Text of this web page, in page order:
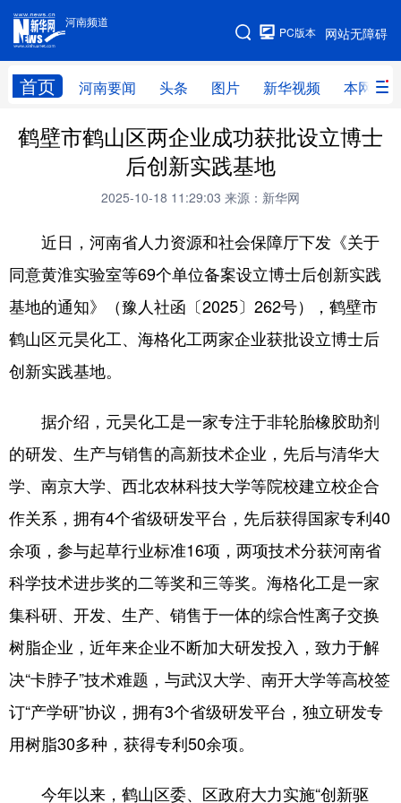
河南频道
网站无障碍
PC版本
首页 河南要闻 头条 图片 新华视频 本网原创
河南频道
网站地图
频道首页 河南要闻 头条
本网原创
新华社记者看河南 领导活动报道集
廉政 人事 新华视频
专题 网群推广 地方动态
民生社会
地方频道
北京 天津 河北
山西 辽宁 吉林
上海 江苏 浙江
安徽 福建 江西
山东 河南 湖北
海南 重庆
鹤壁市鹤山区两企业成功获批设立博士
后创新实践基地
2025-10-18 11:29:03 来源：新华网
近日，河南省人力资源和社会保障厅下发《关于
同意黄淮实验室等69个单位备案设立博士后创新实践
基地的通知》（豫人社函〔2025〕262号），鹤壁市
鹤山区元昊化工、海格化工两家企业获批设立博士后
创新实践基地。
据介绍，元昊化工是一家专注于非轮胎橡胶助剂
的研发、生产与销售的高新技术企业，先后与清华大
学、南京大学、西北农林科技大学等院校建立校企合
作关系，拥有4个省级研发平台，先后获得国家专利40
余项，参与起草行业标准16项，两项技术分获河南省
科学技术进步奖的二等奖和三等奖。海格化工是一家
集科研、开发、生产、销售于一体的综合性离子交换
树脂企业，近年来企业不断加大研发投入，致力于解
决“卡脖子”技术难题，与武汉大学、南开大学等高校签
订“产学研”协议，拥有3个省级研发平台，独立研发专
用树脂30多种，获得专利50余项。
今年以来，鹤山区委、区政府大力实施“创新驱